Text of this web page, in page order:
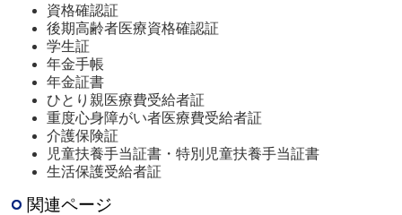
資格確認証
後期高齢者医療資格確認証
学生証
年金手帳
年金証書
ひとり親医療費受給者証
重度心身障がい者医療費受給者証
介護保険証
児童扶養手当証書・特別児童扶養手当証書
生活保護受給者証
関連ページ